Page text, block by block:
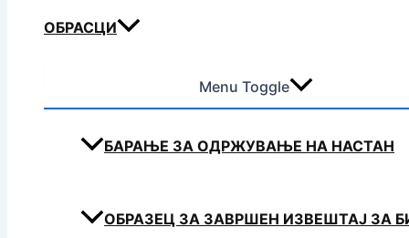
ОБРАСЦИ
Menu Toggle
БАРАЊЕ ЗА ОДРЖУВАЊЕ НА НАСТАН
ОБРАЗЕЦ ЗА ЗАВРШЕН ИЗВЕШТАЈ ЗА